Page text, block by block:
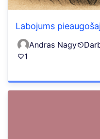
Labojums
Andras Nagy
1